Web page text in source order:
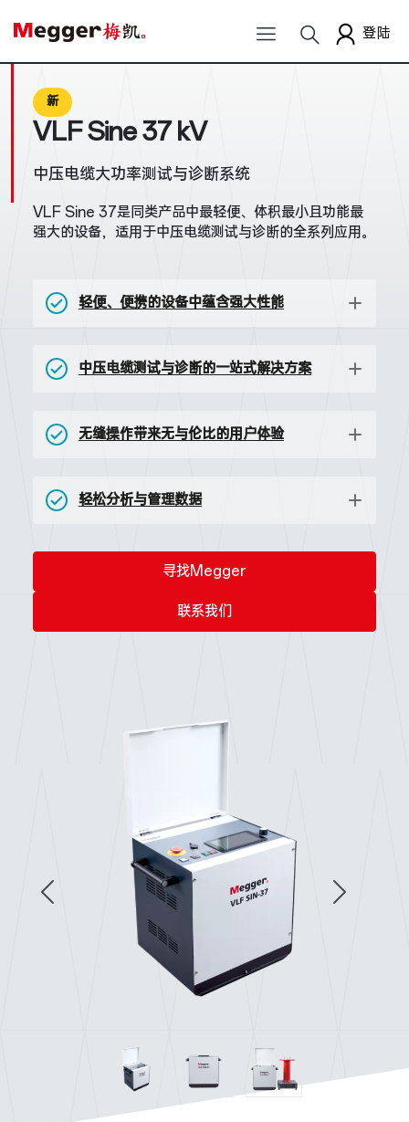
登陆
新
VLF Sine 37 kV
中压电缆大功率测试与诊断系统
VLF Sine 37是同类产品中最轻便、体积最小且功能最
强大的设备，适用于中压电缆测试与诊断的全系列应用。
轻便、便携的设备中蕴含强大性能
中压电缆测试与诊断的一站式解决方案
无缝操作带来无与伦比的用户体验
轻松分析与管理数据
寻找Megger
联系我们